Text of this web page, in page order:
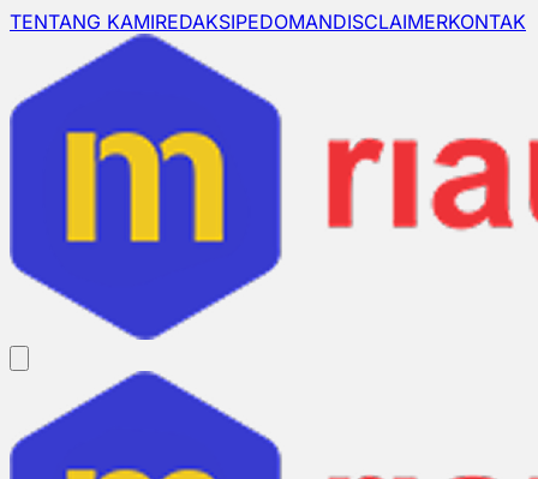
TENTANG KAMIREDAKSIPEDOMANDISCLAIMERKONTAK